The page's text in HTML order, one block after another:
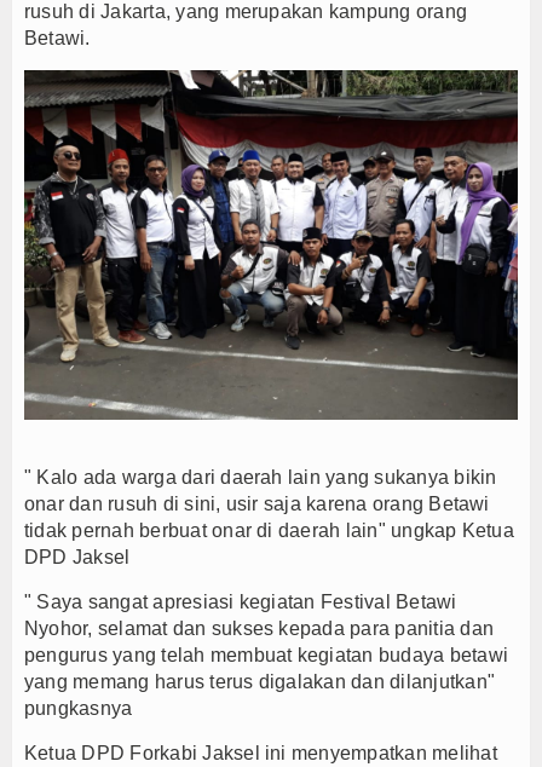
rusuh di Jakarta, yang merupakan kampung orang
Betawi.
" Kalo ada warga dari daerah lain yang sukanya bikin
onar dan rusuh di sini, usir saja karena orang Betawi
tidak pernah berbuat onar di daerah lain" ungkap Ketua
DPD Jaksel
" Saya sangat apresiasi kegiatan Festival Betawi
Nyohor, selamat dan sukses kepada para panitia dan
pengurus yang telah membuat kegiatan budaya betawi
yang memang harus terus digalakan dan dilanjutkan"
pungkasnya
Ketua DPD Forkabi Jaksel ini menyempatkan melihat